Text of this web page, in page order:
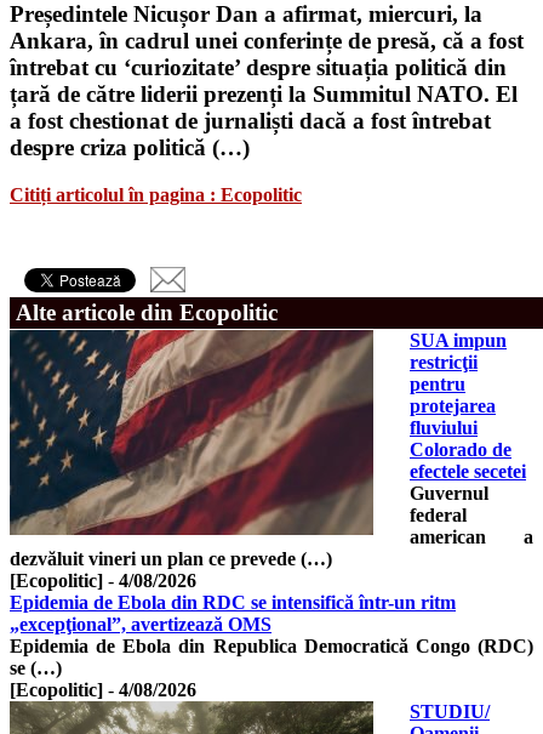
Președintele Nicușor Dan a afirmat, miercuri, la
Ankara, în cadrul unei conferințe de presă, că a fost
întrebat cu ‘curiozitate’ despre situația politică din
țară de către liderii prezenți la Summitul NATO. El
a fost chestionat de jurnaliști dacă a fost întrebat
despre criza politică (…)
Citiți articolul în pagina : Ecopolitic
Alte articole din Ecopolitic
SUA impun
restricţii
pentru
protejarea
fluviului
Colorado de
efectele secetei
Guvernul
federal
american a
dezvăluit vineri un plan ce prevede (…)
[Ecopolitic] - 4/08/2026
Epidemia de Ebola din RDC se intensifică într-un ritm
„excepţional”, avertizează OMS
Epidemia de Ebola din Republica Democratică Congo (RDC)
se (…)
[Ecopolitic] - 4/08/2026
STUDIU/